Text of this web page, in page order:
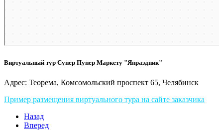
Виртуальный тур Супер Пупер Маркету "Япраздник"
Адрес: Теорема, Комсомольский проспект 65, Челябинск
Пример размещения виртуального тура на сайте заказчика
Назад
Вперед